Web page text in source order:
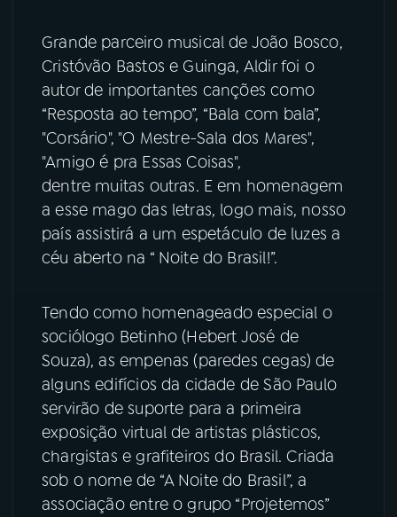
YouTube Facebook
Instagram X
TikTok
Grande parceiro musical de João Bosco,
Cristóvão Bastos e Guinga, Aldir foi o
autor de importantes canções como
“Resposta ao tempo”, “Bala com bala”,
"Corsário", "O Mestre-Sala dos Mares",
"Amigo é pra Essas Coisas",
dentre muitas outras. E em homenagem
a esse mago das letras, logo mais, nosso
país assistirá a um espetáculo de luzes a
céu aberto na “ Noite do Brasil!”.
Tendo como homenageado especial o
sociólogo Betinho (Hebert José de
Souza), as empenas (paredes cegas) de
alguns edifícios da cidade de São Paulo
servirão de suporte para a primeira
exposição virtual de artistas plásticos,
chargistas e grafiteiros do Brasil. Criada
sob o nome de “A Noite do Brasil”, a
associação entre o grupo “Projetemos”